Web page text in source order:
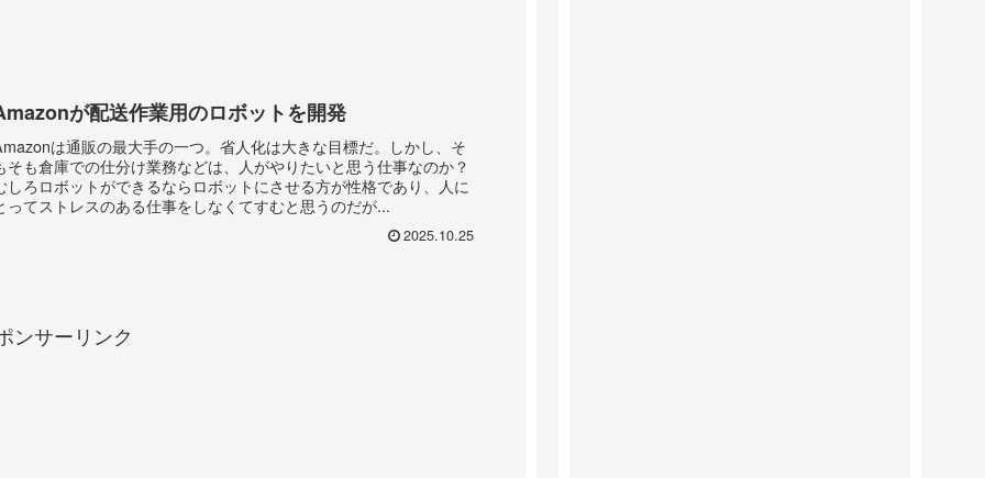
が配送作業用のロボットを開発
は通販の最大手の一つ。省人化は大きな目標だ。しかし、そ
そも倉庫での仕分け業務などは、人がやりたいと思う仕事なのか？
しろロボットができるならロボットにさせる方が性格であり、人に
ってストレスのある仕事をしなくてすむと思うのだが...
2025.10.25
ンサーリンク